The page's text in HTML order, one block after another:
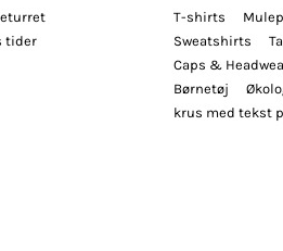
tider
T-shirts
Sweatshirts
Caps &
Børnetøj
krus med tekst